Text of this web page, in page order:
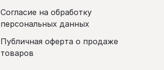
Согласие на обработку
персональных данных
Публичная оферта о продаже
товаров